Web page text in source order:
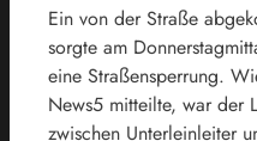
Ein von der Straße
sorgte am
eine Straßensperrung.
News5 mitteilte, war der
zwischen Unterleinleiter